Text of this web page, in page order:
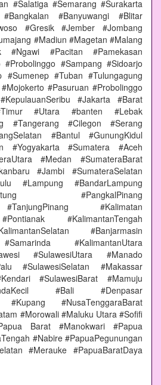
#Salatiga #Semarang #Surakarta
#Banyuwangi #Blitar
#Gresik #Jember #Jombang
#Madiun #Magetan #Malang
#Ngawi #Pacitan #Pamekasan
#Sampang #Sidoarjo
#Sumenep #Tuban #Tulungagung
#Pasuruan #Probolinggo
#Jakarta #Barat
#Utara #banten #Lebak
#Tangerang #Cilegon #Serang
#Bantul #GunungKidul
#Yogyakarta #Sumatera #Aceh
#Medan #SumateraBarat
#Jambi #SumateraSelatan
#Lampung #BandarLampung
#PangkalPinang
#Kalimatan
#KalimantanTengah
#Banjarmasin
#KalimantanUtara
#SulawesiUtara #Manado
#SulawesiSelatan #Makassar
#SulawesiBarat #Mamuju
#Bali #Denpasar
#Kupang #NusaTenggaraBarat
#Morowali #Maluku Utara #Sofifi
Barat #Manokwari #Papua
#Nabire #PapuaPegunungan
#Merauke #PapuaBaratDaya